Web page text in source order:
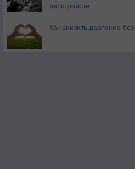
расстройств
Как снизить давление